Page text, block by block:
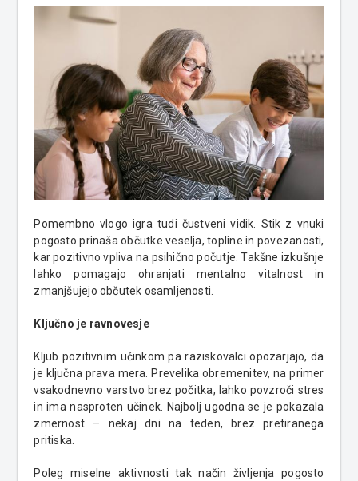
Pomembno vlogo igra tudi čustveni vidik. Stik z vnuki
pogosto prinaša občutke veselja, topline in povezanosti,
kar pozitivno vpliva na psihično počutje. Takšne izkušnje
lahko pomagajo ohranjati mentalno vitalnost in
zmanjšujejo občutek osamljenosti.
Ključno je ravnovesje
Kljub pozitivnim učinkom pa raziskovalci opozarjajo, da
je ključna prava mera. Prevelika obremenitev, na primer
vsakodnevno varstvo brez počitka, lahko povzroči stres
in ima nasproten učinek. Najbolj ugodna se je pokazala
zmernost – nekaj dni na teden, brez pretiranega
pritiska.
Poleg miselne aktivnosti tak način življenja pogosto